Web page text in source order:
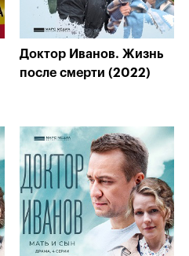
Доктор Иванов. Жизнь
после смерти (2022)